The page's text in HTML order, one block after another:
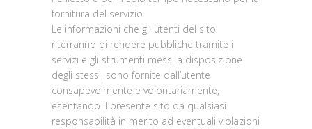
fornitura del servizio.
Le informazioni che gli utenti del sito
riterranno di rendere pubbliche tramite i
servizi e gli strumenti messi a disposizione
degli stessi, sono fornite dall’utente
consapevolmente e volontariamente,
esentando il presente sito da qualsiasi
responsabilità in merito ad eventuali violazioni